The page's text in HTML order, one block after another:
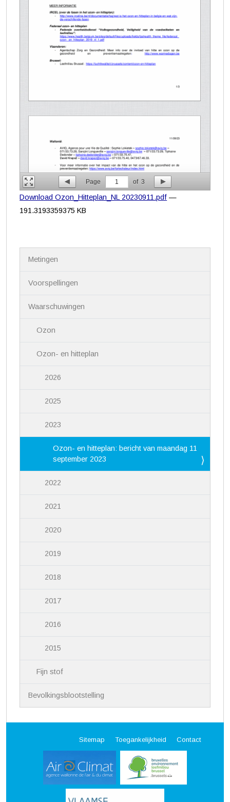
Page 1 of 3
Download Ozon_Hitteplan_NL 20230911.pdf —
191.3193359375 KB
Metingen
Voorspellingen
Waarschuwingen
Ozon
Ozon- en hitteplan
2026
2025
2023
Ozon- en hitteplan: bericht van maandag 11
september 2023
2022
2021
2020
2019
2018
2017
2016
2015
Fijn stof
Bevolkingsblootstelling
Sitemap Toegankelijkheid Contact